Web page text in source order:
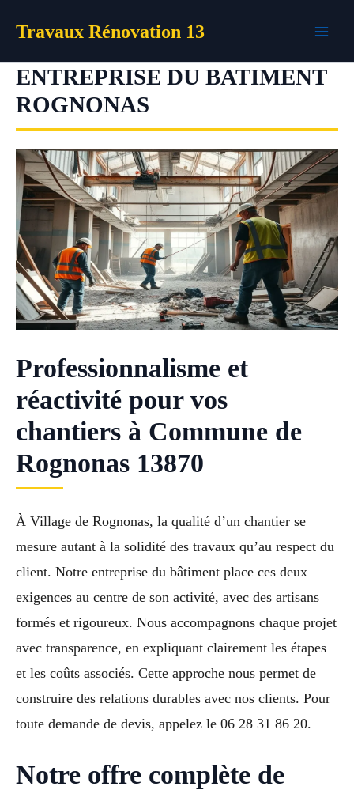
Travaux Rénovation 13
ENTREPRISE DU BATIMENT
ROGNONAS
Professionnalisme et
réactivité pour vos
chantiers à Commune de
Rognonas 13870
À Village de Rognonas, la qualité d’un chantier se
mesure autant à la solidité des travaux qu’au respect du
client. Notre entreprise du bâtiment place ces deux
exigences au centre de son activité, avec des artisans
formés et rigoureux. Nous accompagnons chaque projet
avec transparence, en expliquant clairement les étapes
et les coûts associés. Cette approche nous permet de
construire des relations durables avec nos clients. Pour
toute demande de devis, appelez le 06 28 31 86 20.
Notre offre complète de